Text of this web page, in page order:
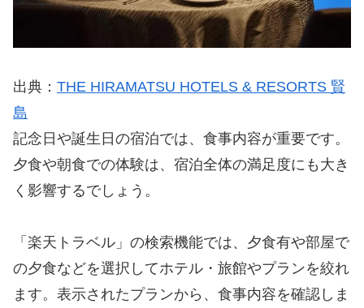
出典： THE HIRAMATSU HOTELS & RESORTS 賢
島
記念日や誕生日の宿泊では、食事内容が重要です。
夕食や朝食での体験は、宿泊全体の満足度にも大き
く影響するでしょう。
「楽天トラベル」の検索機能では、夕食有や部屋で
の夕食などを選択してホテル・旅館やプランを絞れ
ます。表示されたプランから、食事内容を確認しま